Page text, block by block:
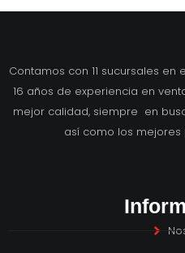
Contamos con 11 sucursales
16 años de experiencia en
mejor calidad, siempre en
así como los